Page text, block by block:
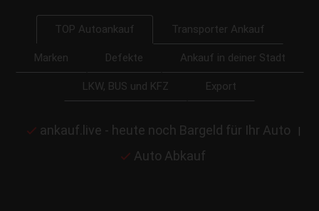
TOP Autoankauf Transporter Ankauf
Marken Defekte Ankauf in deiner Stadt
LKW, BUS und KFZ Export
ankauf.live - heute noch Bargeld für Ihr Auto |
Auto Abkauf